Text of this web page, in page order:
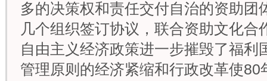
多的决策权和责任交付自治的资助团
几个组织签订协议，联合资助文化合
自由主义经济政策进一步摧毁了福利
管理原则的经济紧缩和行政改革使80